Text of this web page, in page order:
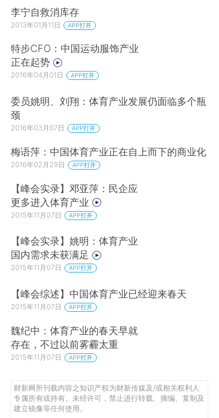
李宁自救消库存
2013年01月11日 APP打开
特步CFO：中国运动服饰产业
正在起势
2016年04月01日 APP打开
委员姚明、刘翔：体育产业发展仍面临多个瓶
颈
2016年03月07日 APP打开
梅语萍：中国体育产业正在自上而下的商业化
2016年02月29日 APP打开
【峰会实录】邓亚萍：民企应
更多进入体育产业
2015年11月07日 APP打开
【峰会实录】姚明：体育产业
国内需求未获满足
2015年11月07日 APP打开
【峰会综述】中国体育产业已经迎来春天
2015年11月07日 APP打开
魏纪中：体育产业的春天早就
存在，不过以前雾霾太重
2015年11月07日 APP打开
财新网所刊载内容之知识产权为财新传媒及/或相关权利人
专属所有或持有。未经许可，禁止进行转载、摘编、复制及
建立镜像等任何使用。